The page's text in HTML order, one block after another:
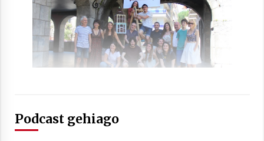
Podcast gehiago